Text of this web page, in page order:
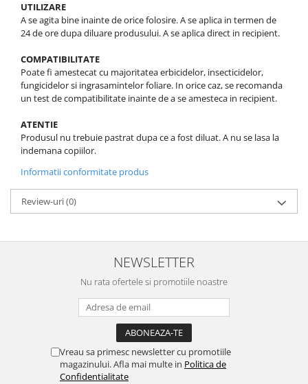
UTILIZARE
A se agita bine inainte de orice folosire. A se aplica in termen de
24 de ore dupa diluare produsului. A se aplica direct in recipient.
COMPATIBILITATE
Poate fi amestecat cu majoritatea erbicidelor, insecticidelor,
fungicidelor si ingrasamintelor foliare. In orice caz, se recomanda
un test de compatibilitate inainte de a se amesteca in recipient.
ATENTIE
Produsul nu trebuie pastrat dupa ce a fost diluat. A nu se lasa la
indemana copiilor.
Informatii conformitate produs
Review-uri(0)
NEWSLETTER
Nu rata ofertele si promotiile noastre
Vreau sa primesc newsletter cu promotiile
magazinului. Afla mai multe in Politica de
Confidentialitate